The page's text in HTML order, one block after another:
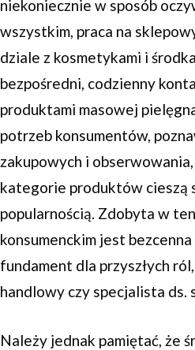
niekoniecznie w sposób
wszystkim, praca na
dziale z kosmetykami i
bezpośredni, codzienny
produktami masowej
potrzeb konsumentów,
zakupowych i
kategorie produktów cieszą
popularnością. Zdobyta w
konsumenckim jest
fundament dla przyszłych
handlowy czy specjalista ds.
Należy jednak pamiętać, że